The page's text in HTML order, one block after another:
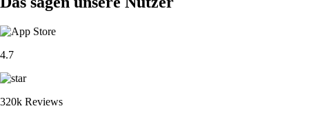
4.7
320k Reviews